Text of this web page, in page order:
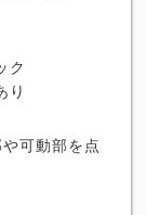
ク
り
可動部を点